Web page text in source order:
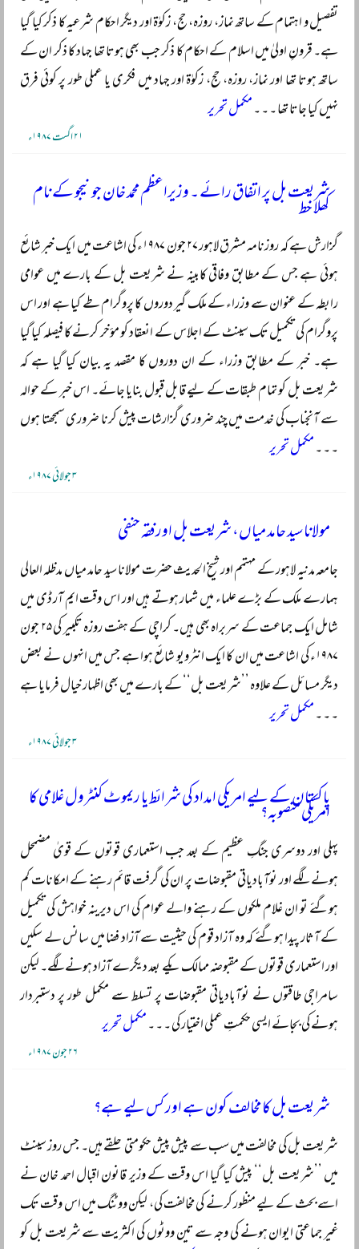
تفصیل و اہتمام کے ساتھ نماز، روزہ، حج، زکوٰۃ اور دیگر احکام شرعیہ کا ذکر کیا گیا
ہے۔ قرونِ اولیٰ میں اسلام کے احکام کا ذکر جب بھی ہوتا تھا جہاد کا ذکر ان کے
ساتھ ہوتا تھا اور نماز، روزہ، حج، زکوٰۃ اور جہاد میں فکری یا عملی طور پر کوئی فرق
نہیں کیا جاتا تھا ۔ ۔ ۔ مکمل تحریر
۲۱ اگست ۱۹۸۷ء
شریعت بل پر اتفاق رائے ۔ وزیراعظم محمد خان جونیجو کے نام
کھلا خط
گزارش ہے کہ روزنامہ مشرق لاہور ۲۷ جون ۱۹۸۷ء کی اشاعت میں ایک خبر شائع
ہوئی ہے جس کے مطابق وفاقی کابینہ نے شریعت بل کے بارے میں عوامی
رابطہ کے عنوان سے وزراء کے ملک گیر دوروں کا پروگرام طے کیا ہے اور اس
پروگرام کی تکمیل تک سینٹ کے اجلاس کے انعقاد کو مؤخر کرنے کا فیصلہ کیا گیا
ہے۔ خبر کے مطابق وزراء کے ان دوروں کا مقصد یہ بیان کیا گیا ہے کہ
شریعت بل کو تمام طبقات کے لیے قابل قبول بنایا جائے۔ اس خبر کے حوالہ
سے آنجناب کی خدمت میں چند ضروری گزارشات پیش کرنا ضروری سمجھتا ہوں
۔ ۔ ۔ مکمل تحریر
۳ جولائی ۱۹۸۷ء
مولانا سید حامد میاں، شریعت بل اور فقہ حنفی
جامعہ مدنیہ لاہور کے مہتمم اور شیخ الحدیث حضرت مولانا سید حامد میاں مدظلہ العالی
ہمارے ملک کے بڑے علماء میں شمار ہوتے ہیں اور اس وقت ایم آر ڈی میں
شامل ایک جماعت کے سربراہ بھی ہیں۔ کراچی کے ہفت روزہ تکبیر کی ۲۵ جون
۱۹۸۷ء کی اشاعت میں ان کا ایک انٹرویو شائع ہوا ہے جس میں انہوں نے بعض
دیگر مسائل کے علاوہ ’’شریعت بل‘‘ کے بارے میں بھی اظہار خیال فرمایا ہے
۔ ۔ ۔ مکمل تحریر
۳ جولائی ۱۹۸۷ء
پاکستان کے لیے امریکی امداد کی شرائط یا ریموٹ کنٹرول غلامی کا
امریکی منصوبہ؟
پہلی اور دوسری جنگِ عظیم کے بعد جب استعماری قوتوں کے قویٰ مضمحل
ہونے لگے اور نوآبادیاتی مقبوضات پر ان کی گرفت قائم رہنے کے امکانات کم
ہوگئے تو ان غلام ملکوں کے رہنے والے عوام کی اس دیرینہ خواہش کی تکمیل
کے آثار پیدا ہوگئے کہ وہ آزاد قوم کی حیثیت سے آزاد فضا میں سانس لے سکیں
اور استعماری قوتوں کے مقبوضہ ممالک یکے بعد دیگرے آزاد ہونے لگے۔ لیکن
سامراجی طاقتوں نے نوآبادیاتی مقبوضات پر تسلط سے مکمل طور پر دستبردار
ہونے کی بجائے ایسی حکمتِ عملی اختیار کی ۔ ۔ ۔ مکمل تحریر
۲۶ جون ۱۹۸۷ء
شریعت بل کا مخالف کون ہے اور کس لیے ہے؟
شریعت بل کی مخالفت میں سب سے پیش پیش حکومتی حلقے ہیں۔ جس روز سینٹ
میں ’’شریعت بل‘‘ پیش کیا گیا اس وقت کے وزیر قانون اقبال احمد خان نے
اسے بحث کے لیے منظور کرنے کی مخالفت کی، لیکن ووٹنگ میں اس وقت تک
غیر جماعتی ایوان ہونے کی وجہ سے تین ووٹوں کی اکثریت سے شریعت بل کو